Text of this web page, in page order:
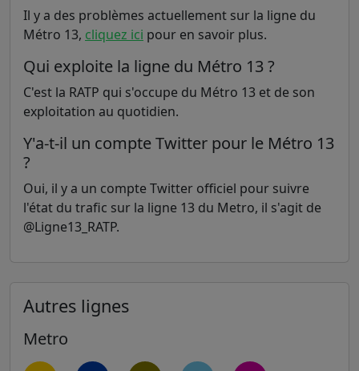
Il y a des problèmes actuellement sur la ligne du
Métro 13, cliquez ici pour en savoir plus.
Qui exploite la ligne du Métro 13 ?
C'est la RATP qui s'occupe du Métro 13 et de son
exploitation au quotidien.
Y'a-t-il un compte Twitter pour le Métro 13
?
Oui, il y a un compte Twitter officiel pour suivre
l'état du trafic sur la ligne 13 du Metro, il s'agit de
@Ligne13_RATP.
Autres lignes
Metro